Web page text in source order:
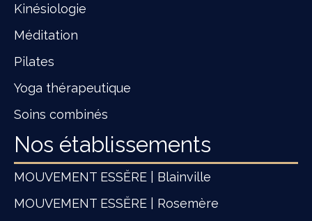
Kinésiologie
Méditation
Pilates
Yoga thérapeutique
Soins combinés
Nos établissements
MOUVEMENT ESSĔRE | Blainville
MOUVEMENT ESSĔRE | Rosemère